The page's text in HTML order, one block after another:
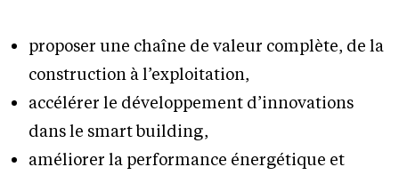
proposer une chaîne de valeur complète, de la
construction à l’exploitation,
accélérer le développement d’innovations
dans le smart building,
améliorer la performance énergétique et